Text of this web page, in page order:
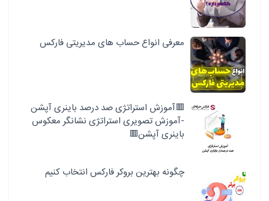
معرفی انواع حساب های مدیریتی فارکس
🟥آموزش استراتژی صد درصد باینری آپشن
-آموزش تصویری استراتژی نشانگر معکوس
باینری آپشن🟥
چگونه بهترین بروکر فارکس انتخاب کنیم